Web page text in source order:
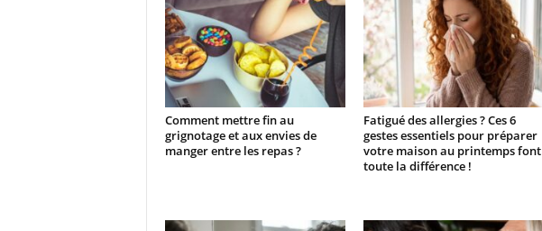
Comment mettre fin au
grignotage et aux envies de
manger entre les repas ?
Fatigué des allergies ? Ces 6
gestes essentiels pour préparer
votre maison au printemps font
toute la différence !